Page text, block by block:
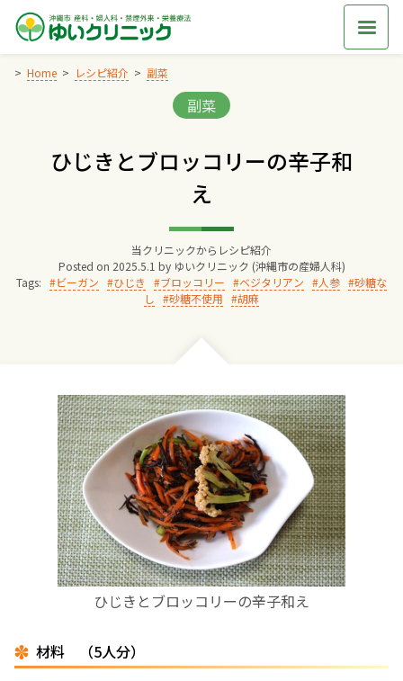
Skip
content
Home レシピ紹介 副菜
Categories:
副菜
ひじきとブロッコリーの辛子和
え
当クリニックからレシピ紹介
Posted on 2025.5.1 by ゆいクリニック (沖縄市の産婦人科)
Tags:
ビーガン ひじき ブロッコリー ベジタリアン 人参
砂糖な
し
砂糖不使用 胡麻
ひじきとブロッコリーの辛子和え
材料 （5人分）
交通アクセス
院長からのごあいさつ
ゆいクリニックの経営理念
診療料金
お産について
親と子の結びつき支援
母乳育児
予防接種